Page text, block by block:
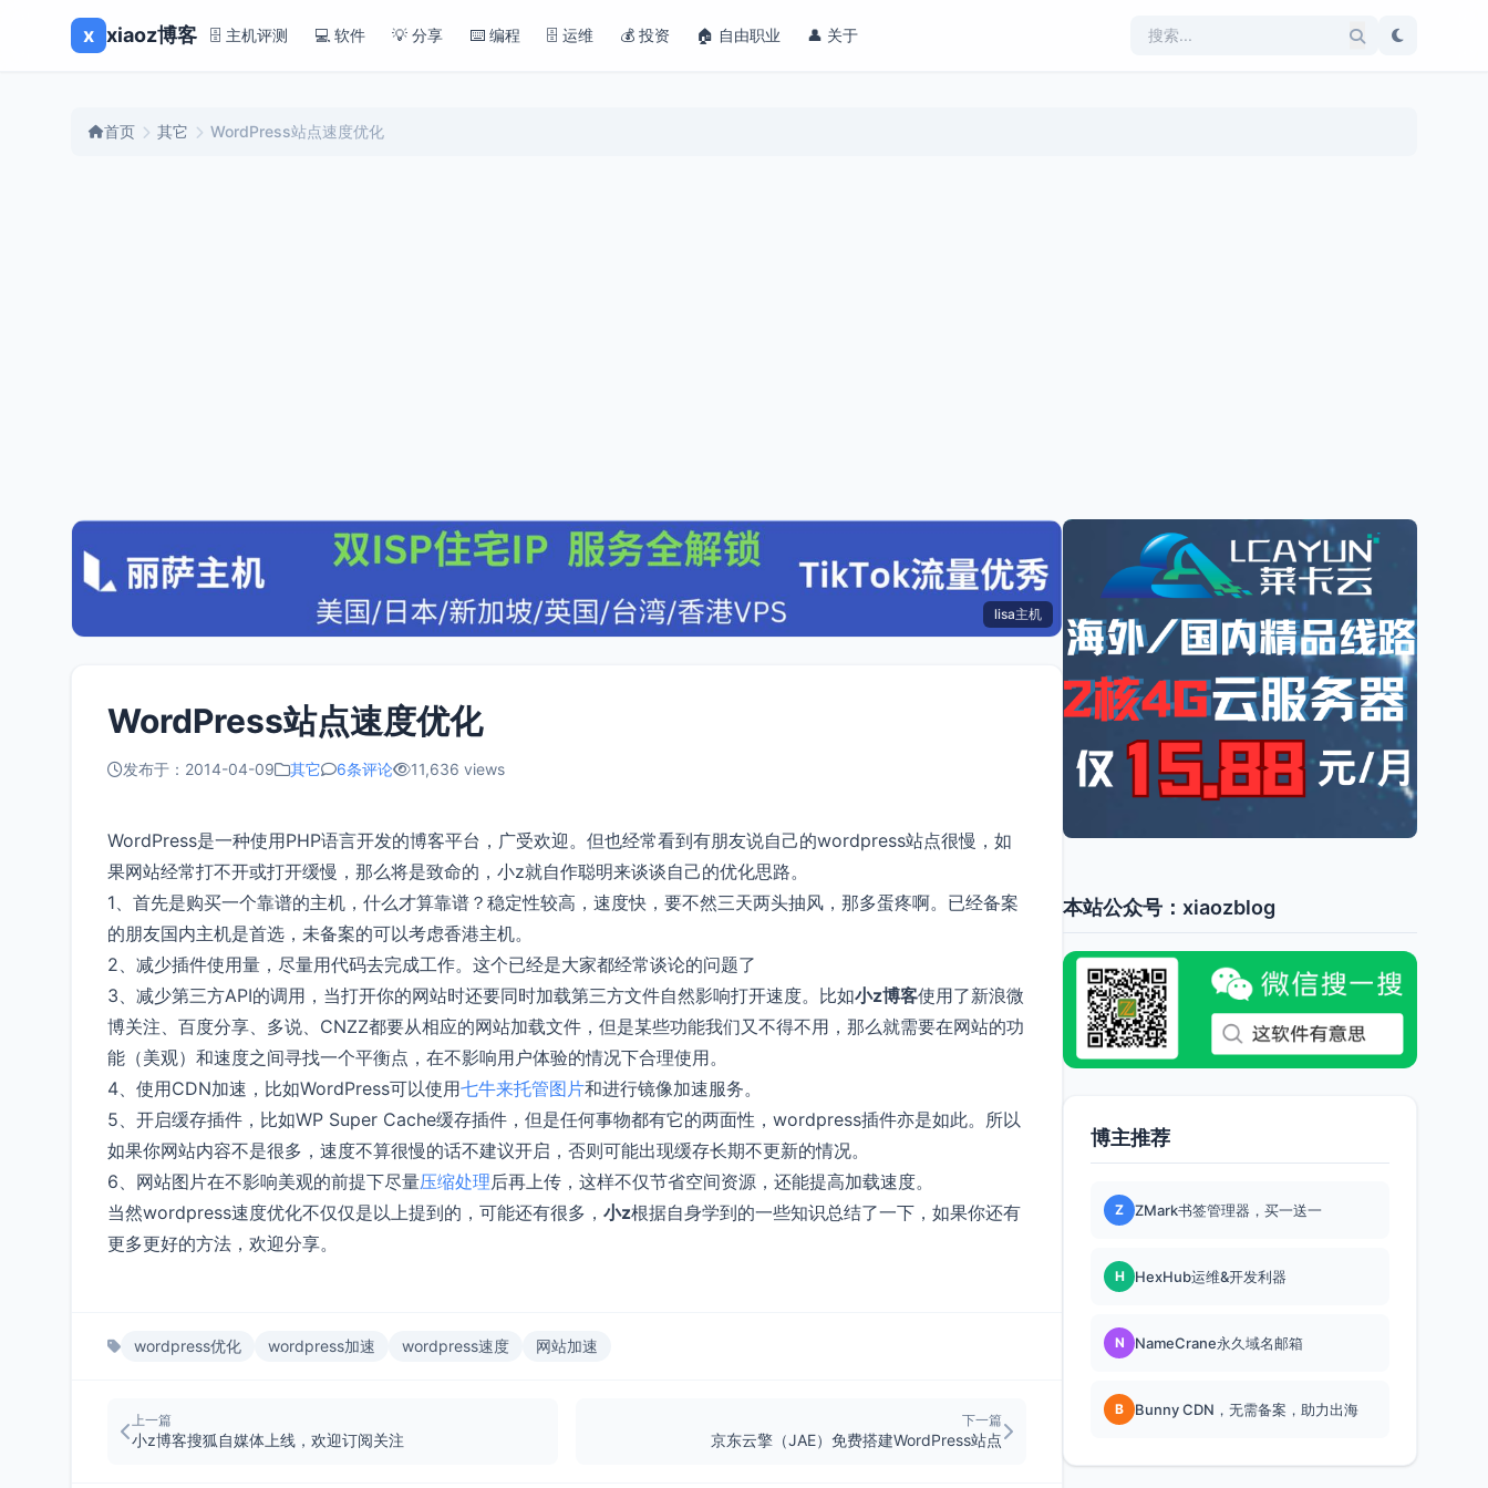
x xiaoz博客 🗄️ 主机评测 💻 软件 💡 分享 ⌨️ 编程 🗄️ 运维 💰 投资 🏠 自由职业 👤 关于
首页 其它 WordPress站点速度优化
lisa主机
WordPress站点速度优化
发布于：2014-04-09 其它 6条评论 11,636 views
WordPress是一种使用PHP语言开发的博客平台，广受欢迎。但也经常看到有朋友说自己的wordpress站点很慢，如
果网站经常打不开或打开缓慢，那么将是致命的，小z就自作聪明来谈谈自己的优化思路。
1、首先是购买一个靠谱的主机，什么才算靠谱？稳定性较高，速度快，要不然三天两头抽风，那多蛋疼啊。已经备案
的朋友国内主机是首选，未备案的可以考虑香港主机。
2、减少插件使用量，尽量用代码去完成工作。这个已经是大家都经常谈论的问题了
3、减少第三方API的调用，当打开你的网站时还要同时加载第三方文件自然影响打开速度。比如小z博客使用了新浪微
博关注、百度分享、多说、CNZZ都要从相应的网站加载文件，但是某些功能我们又不得不用，那么就需要在网站的功
能（美观）和速度之间寻找一个平衡点，在不影响用户体验的情况下合理使用。
4、使用CDN加速，比如WordPress可以使用七牛来托管图片和进行镜像加速服务。
5、开启缓存插件，比如WP Super Cache缓存插件，但是任何事物都有它的两面性，wordpress插件亦是如此。所以
如果你网站内容不是很多，速度不算很慢的话不建议开启，否则可能出现缓存长期不更新的情况。
6、网站图片在不影响美观的前提下尽量压缩处理后再上传，这样不仅节省空间资源，还能提高加载速度。
当然wordpress速度优化不仅仅是以上提到的，可能还有很多， 小z根据自身学到的一些知识总结了一下，如果你还有
更多更好的方法，欢迎分享。
wordpress优化 wordpress加速 wordpress速度 网站加速
上一篇
小z博客搜狐自媒体上线，欢迎订阅关注
下一篇
京东云擎（JAE）免费搭建WordPress站点
本站公众号：xiaozblog
博主推荐
Z ZMark书签管理器，买一送一
H HexHub运维&开发利器
N NameCrane永久域名邮箱
B Bunny CDN，无需备案，助力出海